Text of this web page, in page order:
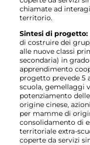
chiamate ad
territorio.
Sintesi di progetto:
di costruire dei
alle nuove classi
secondaria) in
apprendimento
progetto prevede 5
scuola, gemellaggi
potenziamento
origine cinese,
per mamme di
consolidamento di
territoriale extra-
coperte da servizi